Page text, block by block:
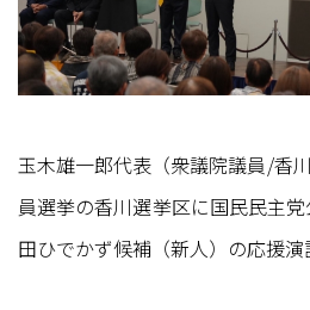
玉木雄一郎代表（衆議院議員/香
員選挙の香川選挙区に国民民主
田ひでかず候補（新人）の応援演